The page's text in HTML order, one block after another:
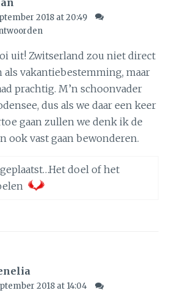
2018 at 20:49
uit! Zwitserland zou niet direct
vakantiebestemming, maar
prachtig. M’n schoonvader
dus als we daar een keer
gaan zullen we denk ik de
ook vast gaan bewonderen.
Het doel of het
2018 at 14:04